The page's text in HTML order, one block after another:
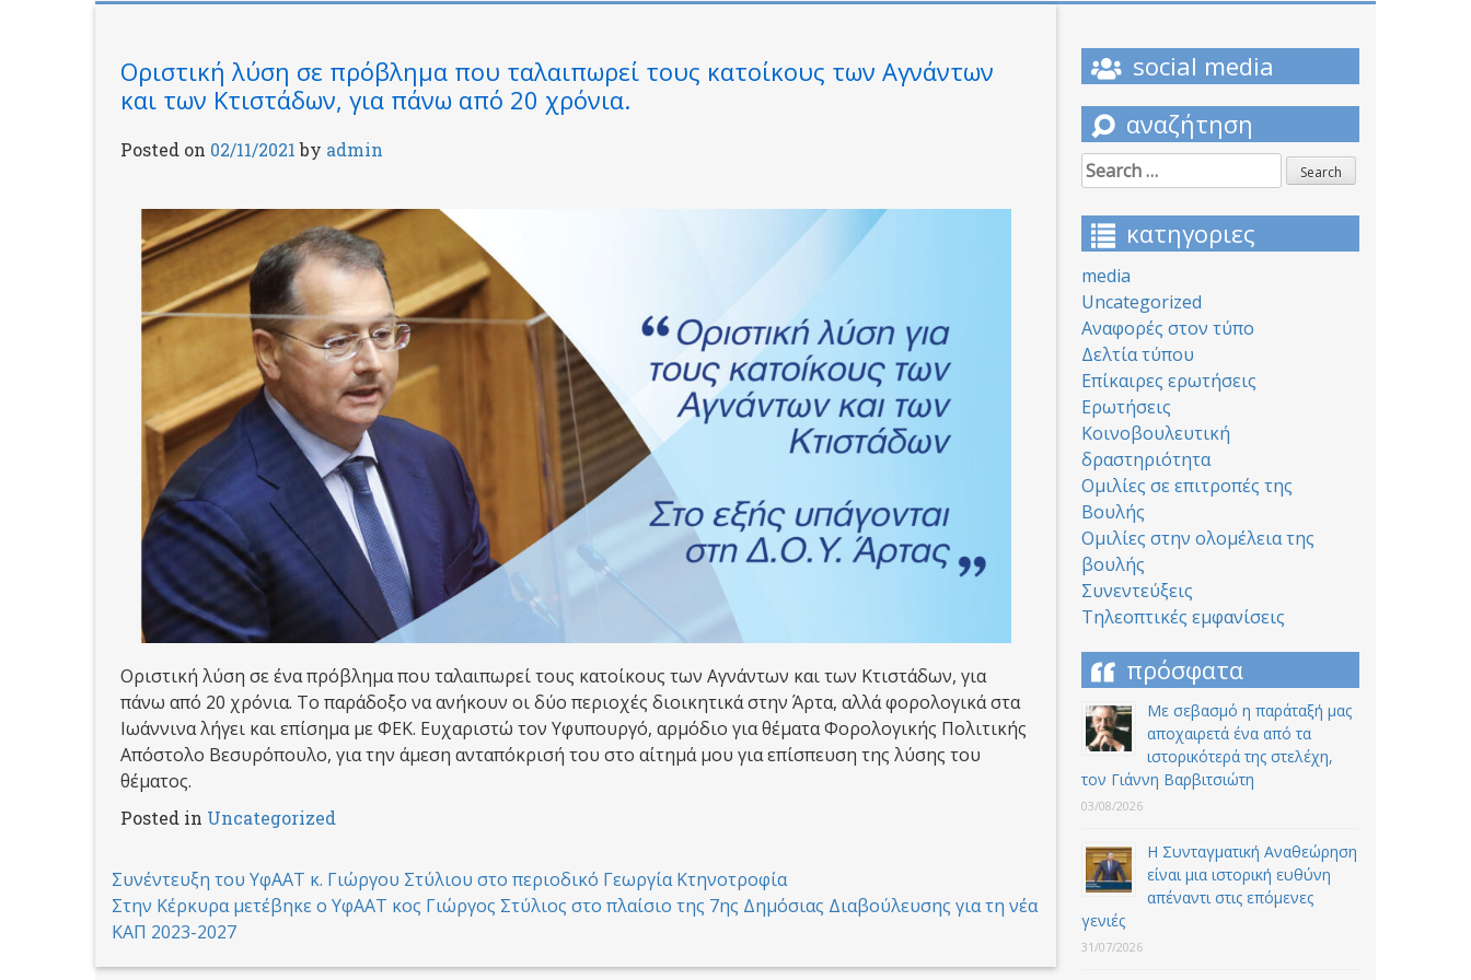
Oριστική λύση σε πρόβλημα που ταλαιπωρεί τους κατοίκους των Αγνάντων
και των Κτιστάδων, για πάνω από 20 χρόνια.
Posted on 02/11/2021 by admin
Oριστική λύση σε ένα πρόβλημα που ταλαιπωρεί τους κατοίκους των Αγνάντων και των Κτιστάδων, για
πάνω από 20 χρόνια. Το παράδοξο να ανήκουν οι δύο περιοχές διοικητικά στην Άρτα, αλλά φορολογικά στα
Ιωάννινα λήγει και επίσημα με ΦΕΚ. Ευχαριστώ τον Υφυπουργό, αρμόδιο για θέματα Φορολογικής Πολιτικής
Απόστολο Βεσυρόπουλο, για την άμεση ανταπόκρισή του στο αίτημά μου για επίσπευση της λύσης του
θέματος.
Posted in Uncategorized
Post
navigation
Συνέντευξη του ΥφΑΑΤ κ. Γιώργου Στύλιου στο περιοδικό Γεωργία Κτηνοτροφία
Στην Κέρκυρα μετέβηκε ο ΥφΑΑΤ κος Γιώργος Στύλιος στο πλαίσιο της 7ης Δημόσιας Διαβούλευσης για τη νέα
ΚΑΠ 2023-2027
social media
αναζήτηση
Search
for:
κατηγοριες
media
Uncategorized
Αναφορές στον τύπο
Δελτία τύπου
Επίκαιρες ερωτήσεις
Ερωτήσεις
Κοινοβουλευτική
δραστηριότητα
Ομιλίες σε επιτροπές της
Βουλής
Ομιλίες στην ολομέλεια της
βουλής
Συνεντεύξεις
Τηλεοπτικές εμφανίσεις
πρόσφατα
Με σεβασμό η παράταξή μας
αποχαιρετά ένα από τα
ιστορικότερά της στελέχη,
τον Γιάννη Βαρβιτσιώτη
03/08/2026
Η Συνταγματική Αναθεώρηση
είναι μια ιστορική ευθύνη
απέναντι στις επόμενες
γενιές
31/07/2026